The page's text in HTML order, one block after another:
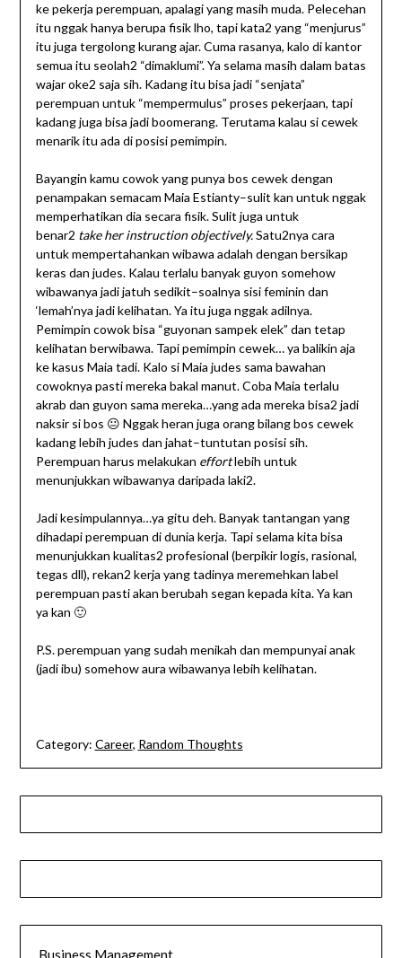
ke pekerja perempuan, apalagi yang masih muda. Pelecehan
itu nggak hanya berupa fisik lho, tapi kata2 yang “menjurus”
itu juga tergolong kurang ajar. Cuma rasanya, kalo di kantor
semua itu seolah2 “dimaklumi”. Ya selama masih dalam batas
wajar oke2 saja sih. Kadang itu bisa jadi “senjata”
perempuan untuk “mempermulus” proses pekerjaan, tapi
kadang juga bisa jadi boomerang. Terutama kalau si cewek
menarik itu ada di posisi pemimpin.
Bayangin kamu cowok yang punya bos cewek dengan
penampakan semacam Maia Estianty–sulit kan untuk nggak
memperhatikan dia secara fisik. Sulit juga untuk
benar2 take her instruction objectively.Satu2nya cara
untuk mempertahankan wibawa adalah dengan bersikap
keras dan judes. Kalau terlalu banyak guyon somehow
wibawanya jadi jatuh sedikit–soalnya sisi feminin dan
‘lemah’nya jadi kelihatan. Ya itu juga nggak adilnya.
Pemimpin cowok bisa “guyonan sampek elek” dan tetap
kelihatan berwibawa. Tapi pemimpin cewek… ya balikin aja
ke kasus Maia tadi. Kalo si Maia judes sama bawahan
cowoknya pasti mereka bakal manut. Coba Maia terlalu
akrab dan guyon sama mereka…yang ada mereka bisa2 jadi
naksir si bos 😐 Nggak heran juga orang bilang bos cewek
kadang lebih judes dan jahat–tuntutan posisi sih.
Perempuan harus melakukan effortlebih untuk
menunjukkan wibawanya daripada laki2.
Jadi kesimpulannya…ya gitu deh. Banyak tantangan yang
dihadapi perempuan di dunia kerja. Tapi selama kita bisa
menunjukkan kualitas2 profesional (berpikir logis, rasional,
tegas dll), rekan2 kerja yang tadinya meremehkan label
perempuan pasti akan berubah segan kepada kita. Ya kan
ya kan 🙂
P.S. perempuan yang sudah menikah dan mempunyai anak
(jadi ibu) somehow aura wibawanya lebih kelihatan.
Category: Career, Random Thoughts
Business Management